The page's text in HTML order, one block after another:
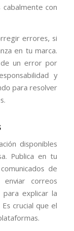
con
errores, si
en tu marca.
de un error por
y
para resolver
disponibles
Publica en tu
de
correos
explicar la
crucial que el